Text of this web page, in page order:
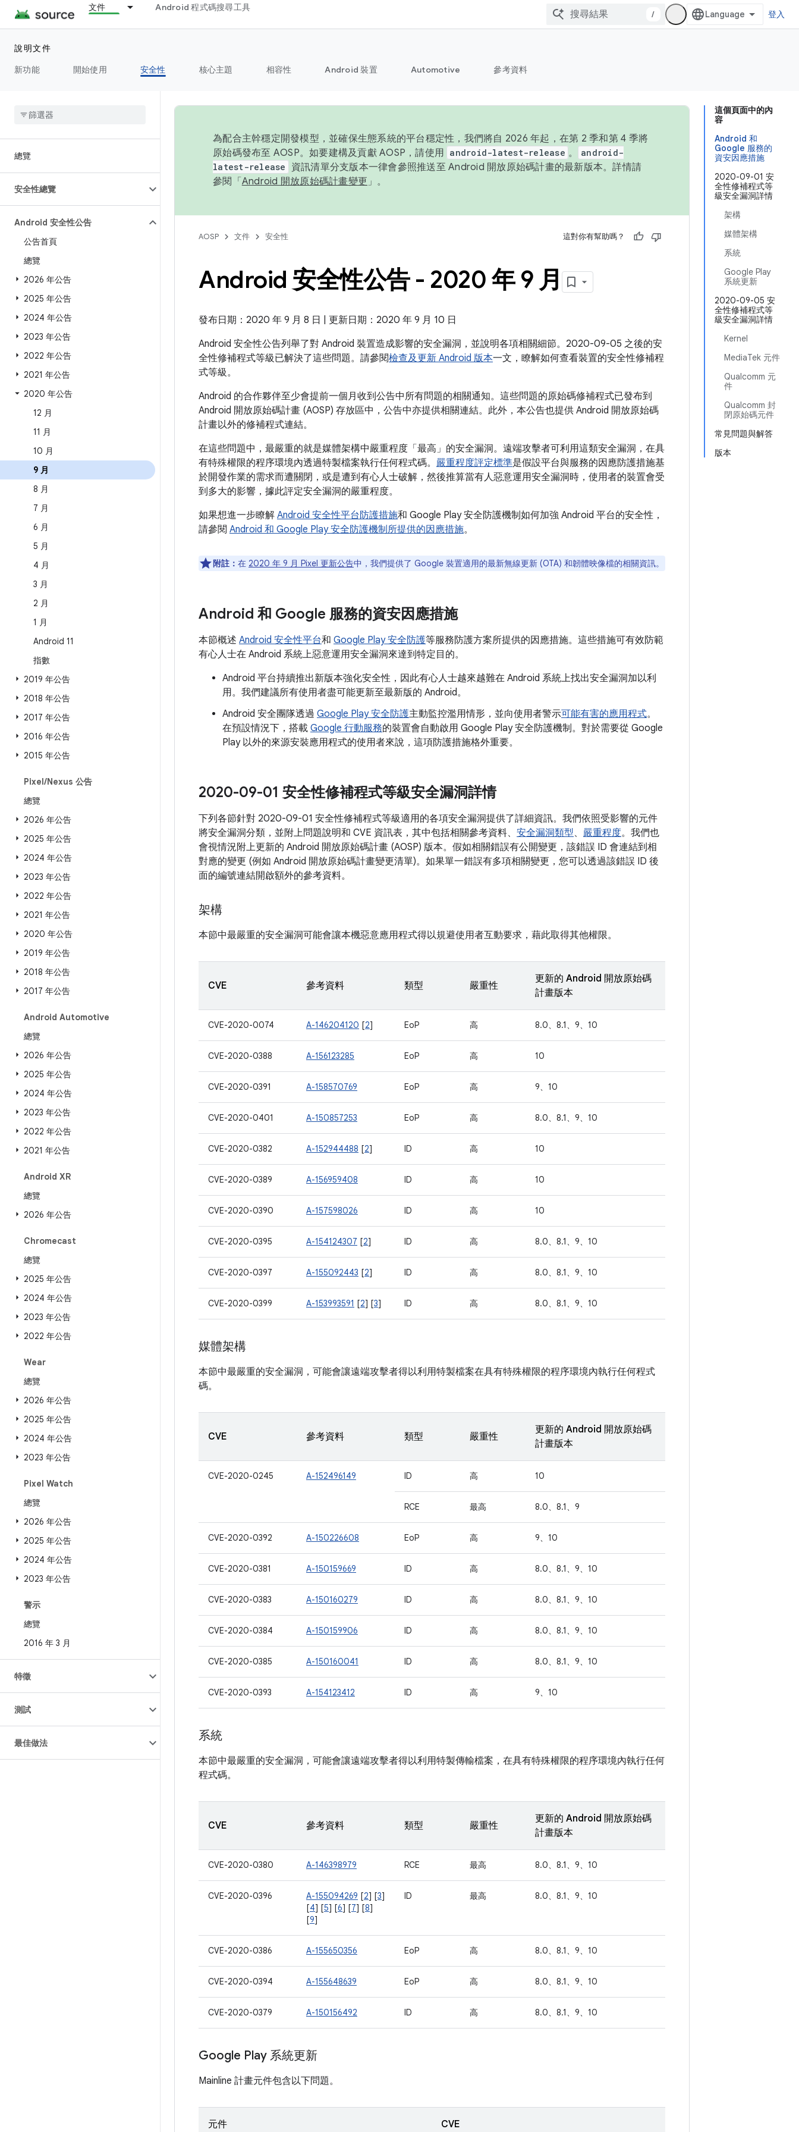
文件 Android 程式碼搜尋工具
/ 登入
說明文件
新功能
開始使用 安全性 核心主題 相容性 Android 裝置 Automotive 參考資料
總覽
安全性總覽
Android 安全性公告
公告首頁
總覽
2026 年公告
2025 年公告
2024 年公告
2023 年公告
2022 年公告
2021 年公告
2020 年公告
12 月
11 月
10 月
9 月
8 月
7 月
6 月
5 月
4 月
3 月
2 月
1 月
Android 11
指數
2019 年公告
2018 年公告
2017 年公告
2016 年公告
2015 年公告
Pixel/Nexus 公告
總覽
2026 年公告
2025 年公告
2024 年公告
2023 年公告
2022 年公告
2021 年公告
2020 年公告
2019 年公告
2018 年公告
2017 年公告
Android Automotive
總覽
2026 年公告
2025 年公告
2024 年公告
2023 年公告
2022 年公告
2021 年公告
Android XR
總覽
2026 年公告
Chromecast
總覽
2025 年公告
2024 年公告
2023 年公告
2022 年公告
Wear
總覽
2026 年公告
2025 年公告
2024 年公告
2023 年公告
Pixel Watch
總覽
2026 年公告
2025 年公告
2024 年公告
2023 年公告
警示
總覽
2016 年 3 月
特徵
測試
最佳做法
這個頁面中的內
容
Android 和
Google 服務的
資安因應措施
2020-09-01 安
全性修補程式等
級安全漏洞詳情
架構
媒體架構
系統
Google Play
系統更新
2020-09-05 安
全性修補程式等
級安全漏洞詳情
Kernel
MediaTek 元件
Qualcomm 元
件
Qualcomm 封
閉原始碼元件
常見問題與解答
版本
為配合主幹穩定開發模型，並確保生態系統的平台穩定性，我們將自 2026 年起，在第 2 季和第 4 季將
原始碼發布至 AOSP。如要建構及貢獻 AOSP，請使用 android-latest-release 。
android-
latest-release
資訊清單分支版本一律會參照推送至 Android 開放原始碼計畫的最新版本。詳情請
參閱「 Android 開放原始碼計畫變更 」。
AOSP 文件 安全性 這對你有幫助嗎？
Android 安全性公告 - 2020 年 9 月
發布日期：2020 年 9 月 8 日 | 更新日期：2020 年 9 月 10 日
Android 安全性公告列舉了對 Android 裝置造成影響的安全漏洞，並說明各項相關細節。2020-09-05 之後的安
全性修補程式等級已解決了這些問題。請參閱檢查及更新 Android 版本一文，瞭解如何查看裝置的安全性修補程
式等級。
Android 的合作夥伴至少會提前一個月收到公告中所有問題的相關通知。這些問題的原始碼修補程式已發布到
Android 開放原始碼計畫 (AOSP) 存放區中，公告中亦提供相關連結。此外，本公告也提供 Android 開放原始碼
計畫以外的修補程式連結。
在這些問題中，最嚴重的就是媒體架構中嚴重程度「最高」的安全漏洞。遠端攻擊者可利用這類安全漏洞，在具
有特殊權限的程序環境內透過特製檔案執行任何程式碼。 嚴重程度評定標準是假設平台與服務的因應防護措施基
於開發作業的需求而遭關閉，或是遭到有心人士破解，然後推算當有人惡意運用安全漏洞時，使用者的裝置會受
到多大的影響，據此評定安全漏洞的嚴重程度。
如果想進一步瞭解 Android 安全性平台防護措施和 Google Play 安全防護機制如何加強 Android 平台的安全性，
請參閱 Android 和 Google Play 安全防護機制所提供的因應措施。
附註： 在 2020 年 9 月 Pixel 更新公告中，我們提供了 Google 裝置適用的最新無線更新 (OTA) 和韌體映像檔的相關資訊。
Android 和 Google 服務的資安因應措施
本節概述 Android 安全性平台和 Google Play 安全防護等服務防護方案所提供的因應措施。這些措施可有效防範
有心人士在 Android 系統上惡意運用安全漏洞來達到特定目的。
Android 平台持續推出新版本強化安全性，因此有心人士越來越難在 Android 系統上找出安全漏洞加以利
用。我們建議所有使用者盡可能更新至最新版的 Android。
Android 安全團隊透過 Google Play 安全防護主動監控濫用情形，並向使用者警示可能有害的應用程式。
在預設情況下，搭載 Google 行動服務的裝置會自動啟用 Google Play 安全防護機制。對於需要從 Google
Play 以外的來源安裝應用程式的使用者來說，這項防護措施格外重要。
2020-09-01 安全性修補程式等級安全漏洞詳情
下列各節針對 2020-09-01 安全性修補程式等級適用的各項安全漏洞提供了詳細資訊。我們依照受影響的元件
將安全漏洞分類，並附上問題說明和 CVE 資訊表，其中包括相關參考資料、 安全漏洞類型、 嚴重程度。我們也
會視情況附上更新的 Android 開放原始碼計畫 (AOSP) 版本。假如相關錯誤有公開變更，該錯誤 ID 會連結到相
對應的變更 (例如 Android 開放原始碼計畫變更清單)。如果單一錯誤有多項相關變更，您可以透過該錯誤 ID 後
面的編號連結開啟額外的參考資料。
架構
本節中最嚴重的安全漏洞可能會讓本機惡意應用程式得以規避使用者互動要求，藉此取得其他權限。
CVE 參考資料 類型 嚴重性
更新的 Android 開放原始碼
計畫版本
CVE-2020-0074 A-146204120 [2] EoP 高 8.0、8.1、9、10
CVE-2020-0388 A-156123285 EoP 高 10
CVE-2020-0391 A-158570769 EoP 高 9、10
CVE-2020-0401 A-150857253 EoP 高 8.0、8.1、9、10
CVE-2020-0382 A-152944488 [2] ID 高 10
CVE-2020-0389 A-156959408 ID 高 10
CVE-2020-0390 A-157598026 ID 高 10
CVE-2020-0395 A-154124307 [2] ID 高 8.0、8.1、9、10
CVE-2020-0397 A-155092443 [2] ID 高 8.0、8.1、9、10
CVE-2020-0399 A-153993591 [2] [3] ID 高 8.0、8.1、9、10
媒體架構
本節中最嚴重的安全漏洞，可能會讓遠端攻擊者得以利用特製檔案在具有特殊權限的程序環境內執行任何程式
碼。
CVE 參考資料 類型 嚴重性
更新的 Android 開放原始碼
計畫版本
CVE-2020-0245 A-152496149 ID 高 10
RCE 最高 8.0、8.1、9
CVE-2020-0392 A-150226608 EoP 高 9、10
CVE-2020-0381 A-150159669 ID 高 8.0、8.1、9、10
CVE-2020-0383 A-150160279 ID 高 8.0、8.1、9、10
CVE-2020-0384 A-150159906 ID 高 8.0、8.1、9、10
CVE-2020-0385 A-150160041 ID 高 8.0、8.1、9、10
CVE-2020-0393 A-154123412 ID 高 9、10
系統
本節中最嚴重的安全漏洞，可能會讓遠端攻擊者得以利用特製傳輸檔案，在具有特殊權限的程序環境內執行任何
程式碼。
CVE 參考資料 類型 嚴重性
更新的 Android 開放原始碼
計畫版本
CVE-2020-0380 A-146398979 RCE 最高 8.0、8.1、9、10
CVE-2020-0396 A-155094269 [2] [3]
[4] [5] [6] [7] [8]
[9]
ID 最高 8.0、8.1、9、10
CVE-2020-0386 A-155650356 EoP 高 8.0、8.1、9、10
CVE-2020-0394 A-155648639 EoP 高 8.0、8.1、9、10
CVE-2020-0379 A-150156492 ID 高 8.0、8.1、9、10
Google Play 系統更新
Mainline 計畫元件包含以下問題。
元件 CVE